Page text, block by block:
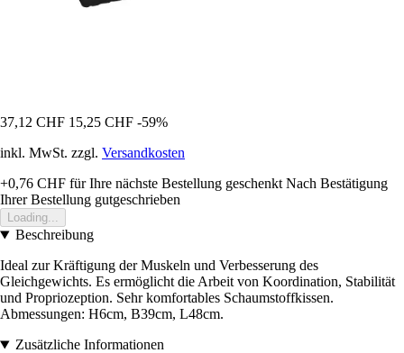
37,12 CHF 15,25 CHF -59%
inkl. MwSt. zzgl. Versandkosten
+0,76 CHF für Ihre nächste Bestellung geschenkt Nach Bestätigung
Ihrer Bestellung gutgeschrieben
Loading...
Beschreibung
Ideal zur Kräftigung der Muskeln und Verbesserung des
Gleichgewichts. Es ermöglicht die Arbeit von Koordination, Stabilität
und Propriozeption. Sehr komfortables Schaumstoffkissen.
Abmessungen: H6cm, B39cm, L48cm.
Zusätzliche Informationen